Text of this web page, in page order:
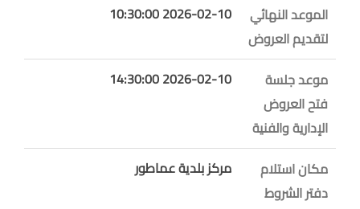
الموعد النهائي
لتقديم العروض
2026-02-10 10:30:00
موعد جلسة
فتح العروض
الإدارية والفنية
2026-02-10 14:30:00
مكان استلام
دفتر الشروط
مركز بلدية عماطور